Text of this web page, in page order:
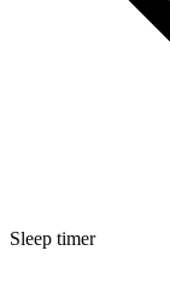
Sleep timer